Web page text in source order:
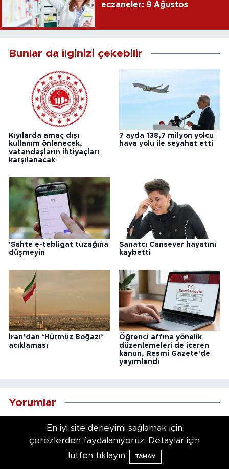
eczaneler: 9 Ağustos
Bunlar da ilginizi çekebilir
Kıyılarda amaç dışı
kullanım önlenecek,
vatandaşların ihtiyaçları
karşılanacak
7 ayda 138,7 milyon yolcu
hava yolu ile seyahat etti
'Sahte e-tebligat tuzağına
düşmeyin
Sanatçı Cansever hayatını
kaybetti
İran’dan ‘Hürmüz Boğazı’
açıklaması
Öğrenci affına yönelik
düzenlemeleri de içeren
kanun, Resmi Gazete'de
yayımlandı
Yorumlar
En iyi site deneyimi sağlamak için
çerezlerden faydalanıyoruz. Detaylar için
lütfen tıklayın.
TAMAM